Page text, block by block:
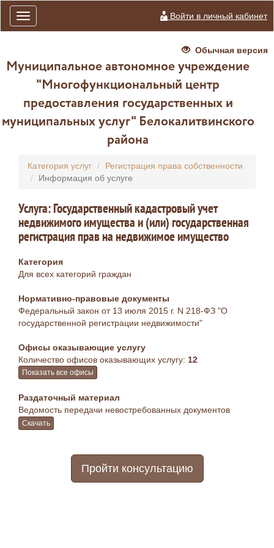
Toggle
navigation
Войти в личный кабинет
Обычная версия
Муниципальное автономное учреждение
"Многофункциональный центр
предоставления государственных и
муниципальных услуг" Белокалитвинского
района
Категория услуг
Регистрация права собственности
Информация об услуге
Услуга: Государственный кадастровый учет
недвижимого имущества и (или) государственная
регистрация прав на недвижимое имущество
Категория
Для всех категорий граждан
Нормативно-правовые документы
Федеральный закон от 13 июля 2015 г. N 218-ФЗ "О
государственной регистрации недвижимости"
Офисы оказывающие услугу
Количество офисов оказывающих услугу: 12
Показать все офисы
Раздаточный материал
Ведомость передачи невостребованных документов
Скачать
Пройти консультацию